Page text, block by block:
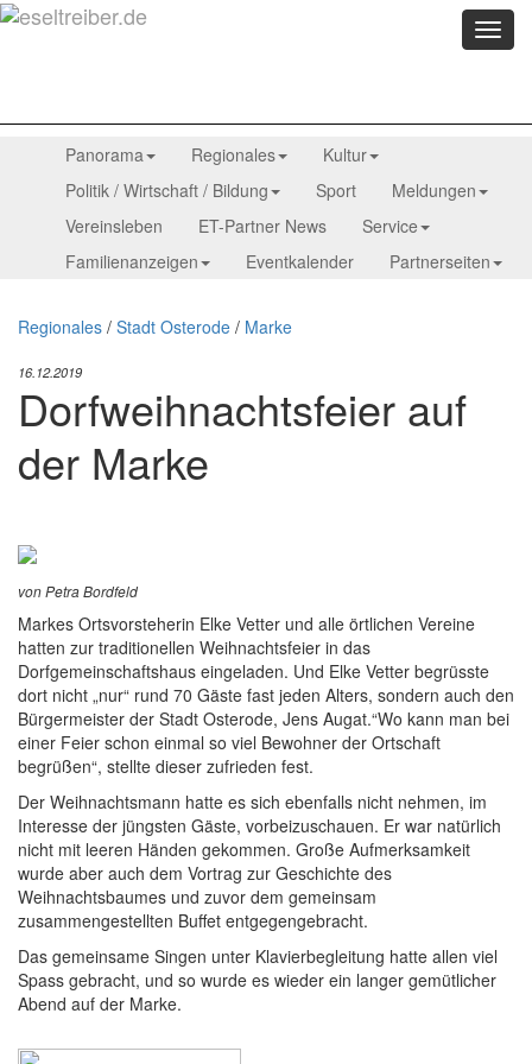
Menü
Panorama Regionales
Kultur
Politik / Wirtschaft / Bildung
Sport
Meldungen
Vereinsleben
ET-Partner News
Service
Familienanzeigen
Eventkalender Partnerseiten
Regionales / Stadt Osterode / Marke
16.12.2019
Dorfweihnachtsfeier auf
der Marke
von Petra Bordfeld
Markes Ortsvorsteherin Elke Vetter und alle örtlichen Vereine
hatten zur traditionellen Weihnachtsfeier in das
Dorfgemeinschaftshaus eingeladen. Und Elke Vetter begrüsste
dort nicht „nur“ rund 70 Gäste fast jeden Alters, sondern auch den
Bürgermeister der Stadt Osterode, Jens Augat.“Wo kann man bei
einer Feier schon einmal so viel Bewohner der Ortschaft
begrüßen“, stellte dieser zufrieden fest.
Der Weihnachtsmann hatte es sich ebenfalls nicht nehmen, im
Interesse der jüngsten Gäste, vorbeizuschauen. Er war natürlich
nicht mit leeren Händen gekommen. Große Aufmerksamkeit
wurde aber auch dem Vortrag zur Geschichte des
Weihnachtsbaumes und zuvor dem gemeinsam
zusammengestellten Buffet entgegengebracht.
Das gemeinsame Singen unter Klavierbegleitung hatte allen viel
Spass gebracht, und so wurde es wieder ein langer gemütlicher
Abend auf der Marke.